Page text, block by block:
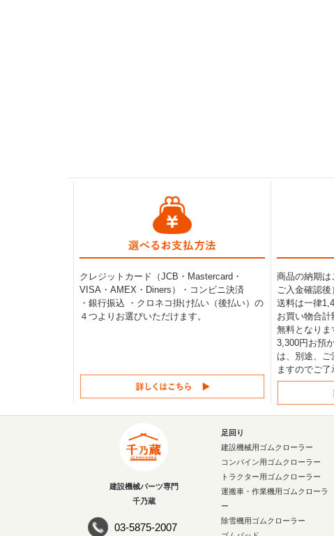
クレジットカード（JCB・Mastercard・
VISA・AMEX・Diners）・コンビニ決済
・銀行振込 ・クロネコ掛け払い（後払い）の
４つよりお選びいただけます。
商品の納期は
ご入金確認後
送料は一律
お買い物合
無料となり
3,300円お預
は、別途、ご
ますのでご了
建設機械パーツ専門
千乃蔵
03-5875-2007
足回り
建設機械用ゴムクローラー
コンバイン用ゴムクローラー
トラクター用ゴムクローラー
運搬車・作業機用ゴムクローラ
ー
除雪機用ゴムクローラー